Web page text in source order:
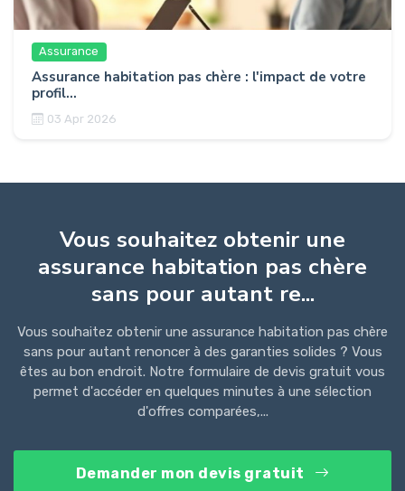
Assurance
Assurance habitation pas chère : l'impact de votre
profil...
03 Apr 2026
Vous souhaitez obtenir une
assurance habitation pas chère
sans pour autant re...
Vous souhaitez obtenir une assurance habitation pas chère
sans pour autant renoncer à des garanties solides ? Vous
êtes au bon endroit. Notre formulaire de devis gratuit vous
permet d'accéder en quelques minutes à une sélection
d'offres comparées,...
Demander mon devis gratuit